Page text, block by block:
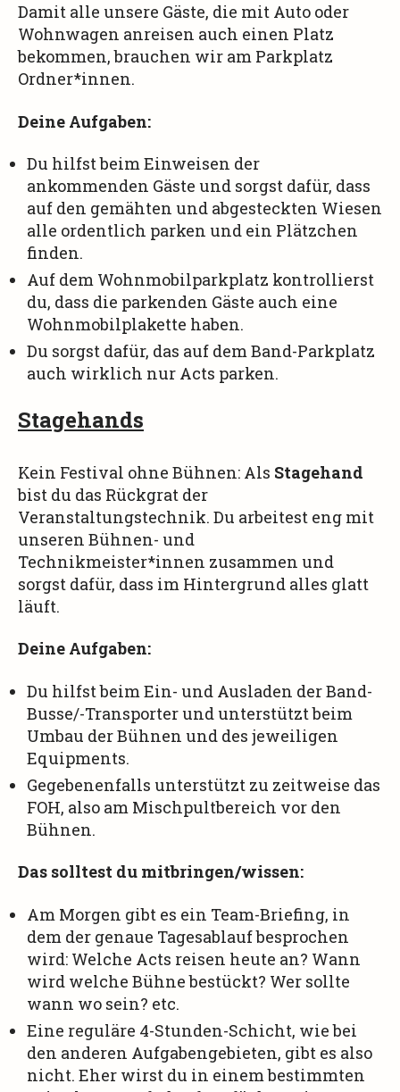
Damit alle unsere Gäste, die mit Auto oder
Wohnwagen anreisen auch einen Platz
bekommen, brauchen wir am Parkplatz
Ordner*innen.
Deine Aufgaben:
Du hilfst beim Einweisen der
ankommenden Gäste und sorgst dafür, dass
auf den gemähten und abgesteckten Wiesen
alle ordentlich parken und ein Plätzchen
finden.
Auf dem Wohnmobilparkplatz kontrollierst
du, dass die parkenden Gäste auch eine
Wohnmobilplakette haben.
Du sorgst dafür, das auf dem Band-Parkplatz
auch wirklich nur Acts parken.
Stagehands
Kein Festival ohne Bühnen: Als Stagehand
bist du das Rückgrat der
Veranstaltungstechnik. Du arbeitest eng mit
unseren Bühnen- und
Technikmeister*innen zusammen und
sorgst dafür, dass im Hintergrund alles glatt
läuft.
Deine Aufgaben:
Du hilfst beim Ein- und Ausladen der Band-
Busse/-Transporter und unterstützt beim
Umbau der Bühnen und des jeweiligen
Equipments.
Gegebenenfalls unterstützt zu zeitweise das
FOH, also am Mischpultbereich vor den
Bühnen.
Das solltest du mitbringen/wissen:
Am Morgen gibt es ein Team-Briefing, in
dem der genaue Tagesablauf besprochen
wird: Welche Acts reisen heute an? Wann
wird welche Bühne bestückt? Wer sollte
wann wo sein? etc.
Eine reguläre 4-Stunden-Schicht, wie bei
den anderen Aufgabengebieten, gibt es also
nicht. Eher wirst du in einem bestimmten